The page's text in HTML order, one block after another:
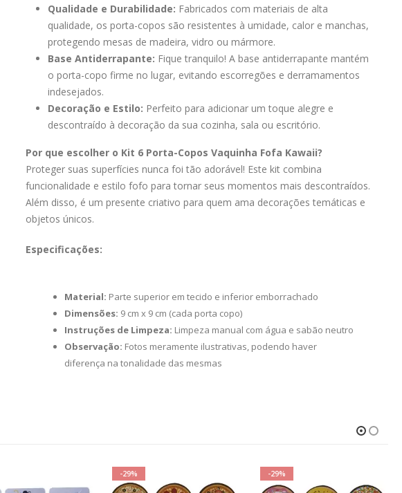
Qualidade e Durabilidade: Fabricados com materiais de alta
qualidade, os porta-copos são resistentes à umidade, calor e manchas,
protegendo mesas de madeira, vidro ou mármore.
Base Antiderrapante: Fique tranquilo! A base antiderrapante mantém
o porta-copo firme no lugar, evitando escorregões e derramamentos
indesejados.
Decoração e Estilo: Perfeito para adicionar um toque alegre e
descontraído à decoração da sua cozinha, sala ou escritório.
Por que escolher o Kit 6 Porta-Copos Vaquinha Fofa Kawaii?
Proteger suas superfícies nunca foi tão adorável! Este kit combina
funcionalidade e estilo fofo para tornar seus momentos mais descontraídos.
Além disso, é um presente criativo para quem ama decorações temáticas e
objetos únicos.
Especificações:
Material: Parte superior em tecido e inferior emborrachado
Dimensões: 9 cm x 9 cm (cada porta copo)
Instruções de Limpeza: Limpeza manual com água e sabão neutro
Observação: Fotos meramente ilustrativas, podendo haver
diferença na tonalidade das mesmas
-29% -29%